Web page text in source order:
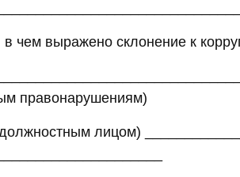
в чем выражено склонение к
правонарушениям)
лицом)